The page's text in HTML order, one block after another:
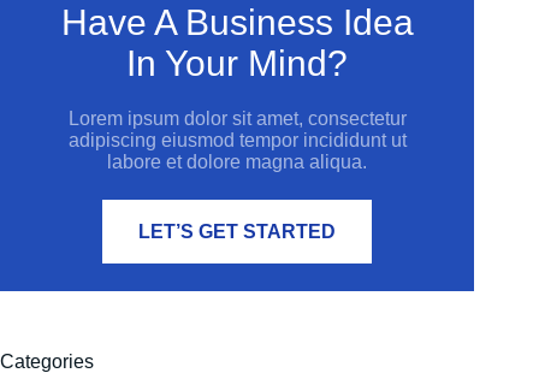
Have A Business Idea
In Your Mind?
Lorem ipsum dolor sit amet, consectetur
adipiscing eiusmod tempor incididunt ut
labore et dolore magna aliqua.
LET’S GET STARTED
Categories